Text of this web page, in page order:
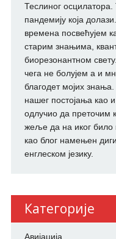
Теслиног
пандемију која
времена посвећујем
старим знањима,
биорезонантном
чега не болујем а и
благодет мојих
нашег постојања као
одлучио да преточим
жеље да на иког било
као блог намењен
енглеском језику.
Категорије
Авијација